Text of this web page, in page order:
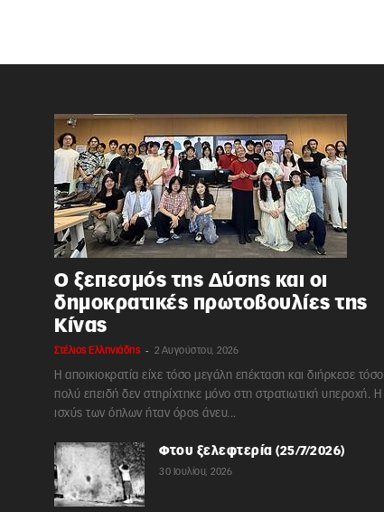
Ο ξεπεσμός της Δύσης και οι
δημοκρατικές πρωτοβουλίες της
Κίνας
Στέλιος Ελληνιάδης - 2 Αυγούστου, 2026
Η αποικιοκρατία είχε τόσο μεγάλη επέκταση και διήρκεσε τόσο
πολύ επειδή δεν στηρίχτηκε μόνο στη στρατιωτική υπεροχή. Η
ισχύς των όπλων ήταν όρος άνευ...
Φτου ξελεφτερία (25/7/2026)
30 Ιουλίου, 2026